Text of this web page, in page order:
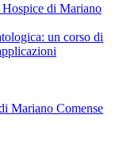
Hospice di Mariano
un corso di
Mariano Comense